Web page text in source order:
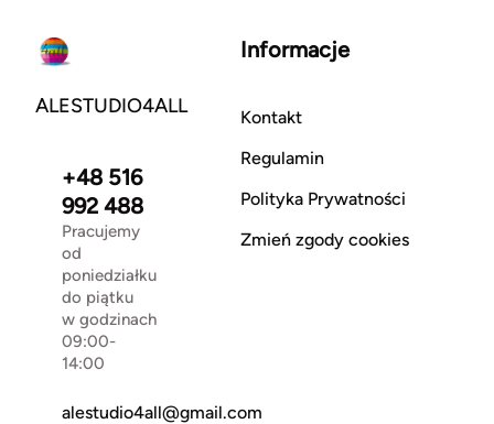
ALESTUDIO4ALL
+48 516
992 488
Pracujemy
od
poniedziałku
do piątku
w godzinach
09:00-
14:00
alestudio4all@gmail.com
Informacje
Kontakt
Regulamin
Polityka Prywatności
Zmień zgody cookies